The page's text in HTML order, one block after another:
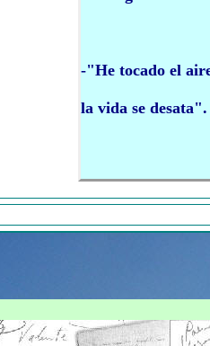
-"He tocado el
la vida se desata".